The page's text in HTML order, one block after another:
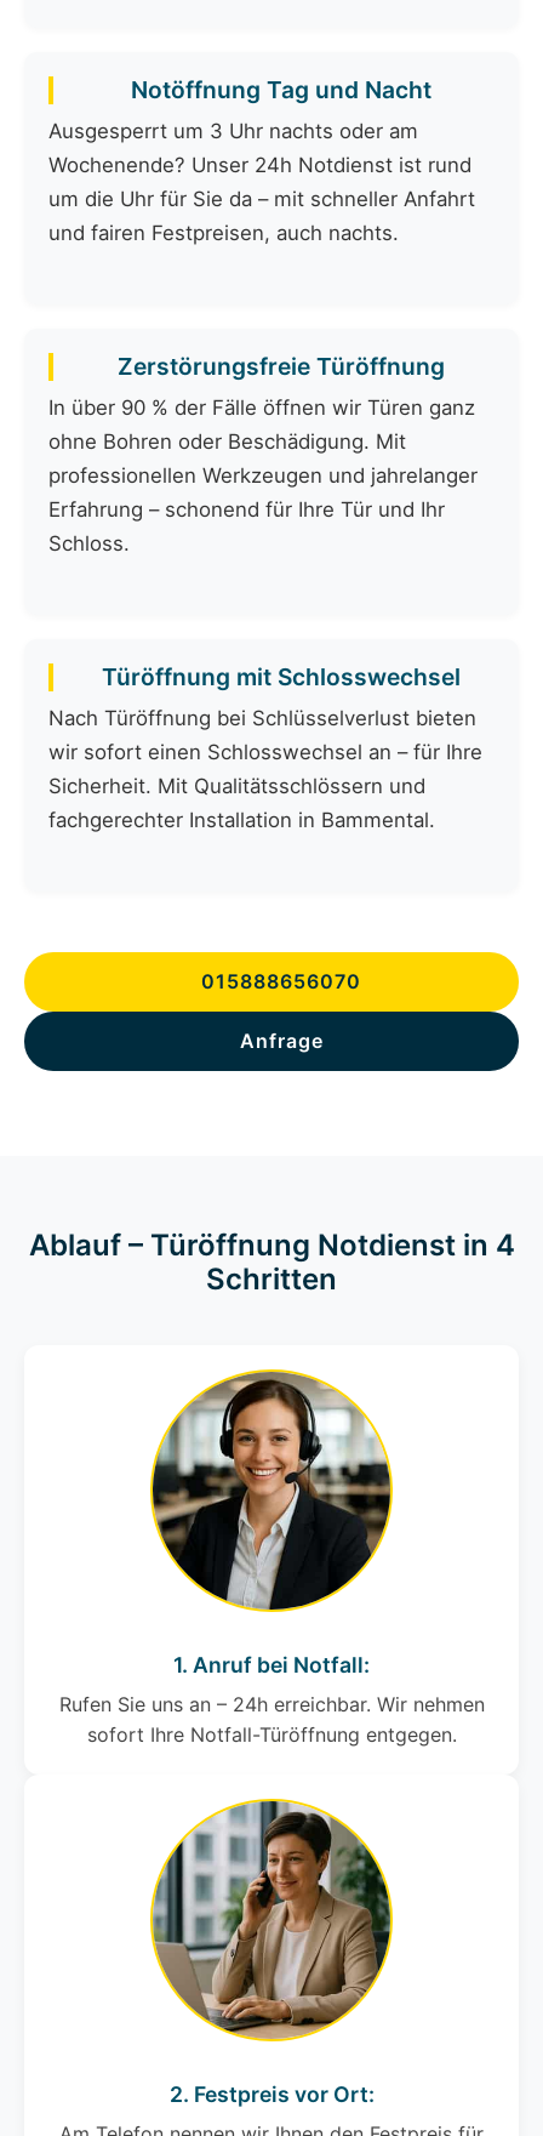
Notöffnung Tag und Nacht
Ausgesperrt um 3 Uhr nachts oder am
Wochenende? Unser 24h Notdienst ist rund
um die Uhr für Sie da – mit schneller Anfahrt
und fairen Festpreisen, auch nachts.
Zerstörungsfreie Türöffnung
In über 90 % der Fälle öffnen wir Türen ganz
ohne Bohren oder Beschädigung. Mit
professionellen Werkzeugen und jahrelanger
Erfahrung – schonend für Ihre Tür und Ihr
Schloss.
Türöffnung mit Schlosswechsel
Nach Türöffnung bei Schlüsselverlust bieten
wir sofort einen Schlosswechsel an – für Ihre
Sicherheit. Mit Qualitätsschlössern und
fachgerechter Installation in Bammental.
015888656070
Anfrage
Ablauf – Türöffnung Notdienst in 4
Schritten
1. Anruf bei Notfall:
Rufen Sie uns an – 24h erreichbar. Wir nehmen
sofort Ihre Notfall-Türöffnung entgegen.
2. Festpreis vor Ort: